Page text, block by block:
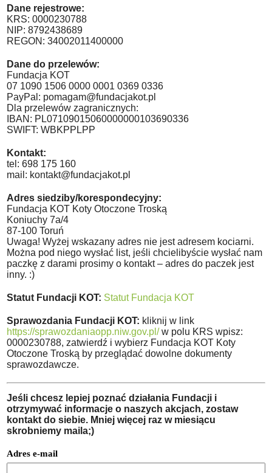
Dane rejestrowe:
KRS: 0000230788
NIP: 8792438689
REGON: 34002011400000
Dane do przelewów:
Fundacja KOT
07 1090 1506 0000 0001 0369 0336
PayPal: pomagam@fundacjakot.pl
Dla przelewów zagranicznych:
IBAN: PL07109015060000000103690336
SWIFT: WBKPPLPP
Kontakt:
tel: 698 175 160
mail: kontakt@fundacjakot.pl
Adres siedziby/korespondecyjny:
Fundacja KOT Koty Otoczone Troską
Koniuchy 7a/4
87-100 Toruń
Uwaga! Wyżej wskazany adres nie jest adresem kociarni.
Można pod niego wysłać list, jeśli chcielibyście wysłać nam
paczkę z darami prosimy o kontakt – adres do paczek jest
inny. :)
Statut Fundacji KOT: Statut Fundacja KOT
Sprawozdania Fundacji KOT: kliknij w link
https://sprawozdaniaopp.niw.gov.pl/w polu KRS wpisz:
0000230788, zatwierdź i wybierz Fundacja KOT Koty
Otoczone Troską by przeglądać dowolne dokumenty
sprawozdawcze.
Jeśli chcesz lepiej poznać działania Fundacji i
otrzymywać informacje o naszych akcjach, zostaw
kontakt do siebie. Mniej więcej raz w miesiącu
skrobniemy maila;)
Adres e-mail